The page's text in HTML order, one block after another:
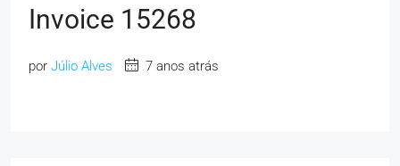
Invoice 15268
por Júlio Alves 7 anos atrás